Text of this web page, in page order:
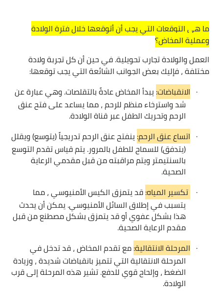
ما هي التوقعات التي يجب أن أتوقعها خلال فترة الولادة
وعملية المخاض؟
العمل والولادة تجارب تحويلية. في حين أن كل تجربة ولادة
مختلفة ، فإليك بعض الجوانب الشائعة التي يجب توقعها:
· الانقباضات:يبدأ المخاض عادةً بالتقلصات. وهي عبارة عن
شد واسترخاء منظم للرحم ، مما يساعد على فتح عنق
الرحم وتحريك الطفل عبر قناة الولادة.
· اتساع عنق الرحم:ينفتح عنق الرحم تدريجياً (يتوسع) ويقلل
(يتدفق) للسماح للطفل بالمرور. يتم قياس تقدم التوسع
بالسنتيمتر ويتم مراقبته من قبل مقدمي الرعاية
الصحية.
· تكسير المياه:قد يتمزق الكيس الأمنيوسي ، مما
يتسبب في إطلاق السائل الأمنيوسي. يمكن أن يحدث
هذا بشكل عفوي أو قد يتمزق بشكل مصطنع من قبل
مقدم الرعاية الصحية.
· المرحلة الانتقالية:مع تقدم المخاض ، قد تدخل في
المرحلة الانتقالية التي تتميز بانقباضات شديدة ، وزيادة
الضغط ، وإلحاح قوي للدفع. تشير هذه المرحلة إلى قرب
الولادة.